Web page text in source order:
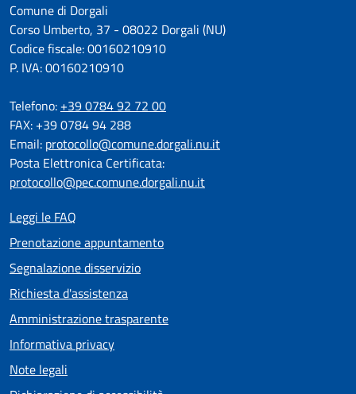
Comune di Dorgali
Corso Umberto, 37 - 08022 Dorgali (NU)
Codice fiscale: 00160210910
P. IVA: 00160210910
Telefono: +39 0784 92 72 00
FAX: +39 0784 94 288
Email: protocollo@comune.dorgali.nu.it
Posta Elettronica Certificata:
protocollo@pec.comune.dorgali.nu.it
Leggi le FAQ
Prenotazione appuntamento
Segnalazione disservizio
Richiesta d'assistenza
Amministrazione trasparente
Informativa privacy
Note legali